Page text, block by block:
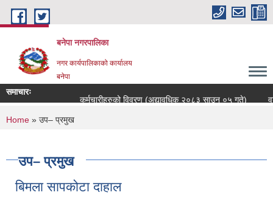
Skip to main content
बनेपा नगरपालिका
नगर कार्यपालिकाको कार्यालय
बनेपा
समाचारः
कर्मचारीहरुको विवरण (अद्यावधिक २०८३ साउन ०५ गते)
You are here
Home » उप– प्रमुख
उप– प्रमुख
बिमला सापकोटा दाहाल